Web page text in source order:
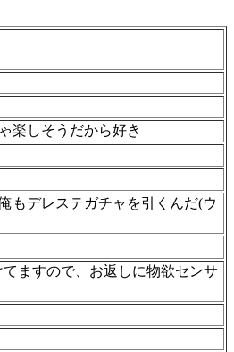
楽しそうだから好き
もデレステガチャを引くんだ(ウ
ますので、お返しに物欲センサ